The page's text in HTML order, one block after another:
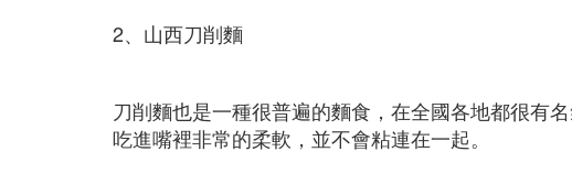
2、山西刀削麵
刀削麵也是一種很普遍的麵食，在全國各地都很有
吃進嘴裡非常的柔軟，並不會粘連在一起。